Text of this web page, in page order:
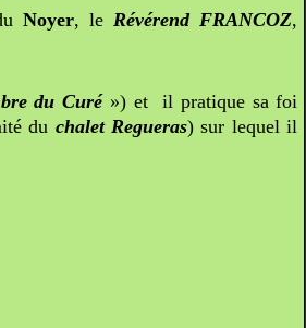
Noyer, le Révérend FRANCOZ,
du Curé») et il pratique sa foi
du chalet Regueras) sur lequel il